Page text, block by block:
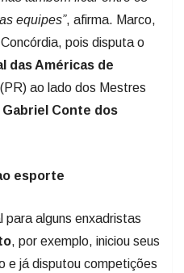
pois disputa o
das Américas de
ao lado dos Mestres
Conte dos
, por exemplo, iniciou seus
e já disputou competições
e uma etapa do Circuito